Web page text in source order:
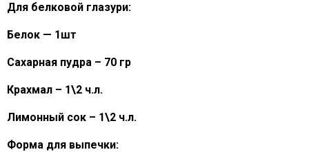
Для белковой глазури:
Белок — 1шт
Сахарная пудра – 70 гр
Крахмал – 1\2 ч.л.
Лимонный сок – 1\2 ч.л.
Форма для выпечки: